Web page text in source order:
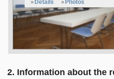
Details Photos
2. Information about the